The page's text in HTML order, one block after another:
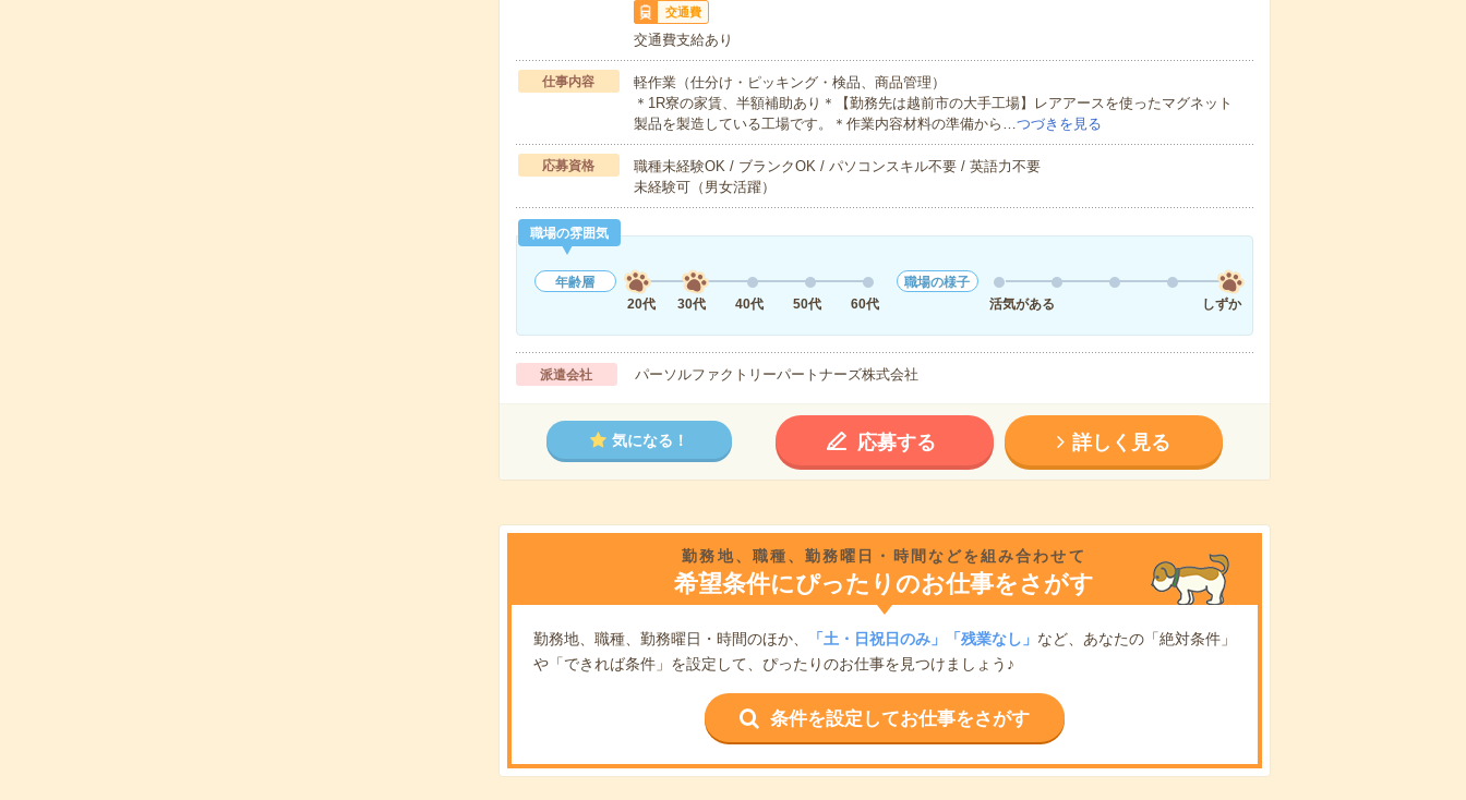
交通費
交通費支給あり
仕事内容
軽作業（仕分け・ピッキング・検品、商品管理）
＊1R寮の家賃、半額補助あり＊【勤務先は越前市の大手工場】レアアースを使ったマグネット
製品を製造している工場です。＊作業内容材料の準備から…つづきを見る
応募資格
職種未経験OK / ブランクOK / パソコンスキル不要 / 英語力不要
未経験可（男女活躍）
職場の雰囲気
年齢層
20代
30代 40代 50代 60代
職場の様子
活気がある
しずか
派遣会社 パーソルファクトリーパートナーズ株式会社
気になる！ 応募する 詳しく見る
勤務地、職種、勤務曜日・時間などを組み合わせて
希望条件にぴったりのお仕事をさがす
勤務地、職種、勤務曜日・時間のほか、 「土・日祝日のみ」「残業なし」 など、あなたの「絶対条件」
や「できれば条件」を設定して、ぴったりのお仕事を見つけましょう♪
条件を設定してお仕事をさがす